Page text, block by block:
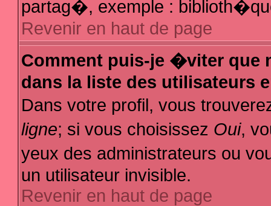
partag�, exemple :
Revenir en haut de page
Comment puis-je �viter que
dans la liste des utilisateurs
Dans votre profil, vous
ligne; si vous choisissez Oui,
yeux des administrateurs ou
un utilisateur invisible.
Revenir en haut de page